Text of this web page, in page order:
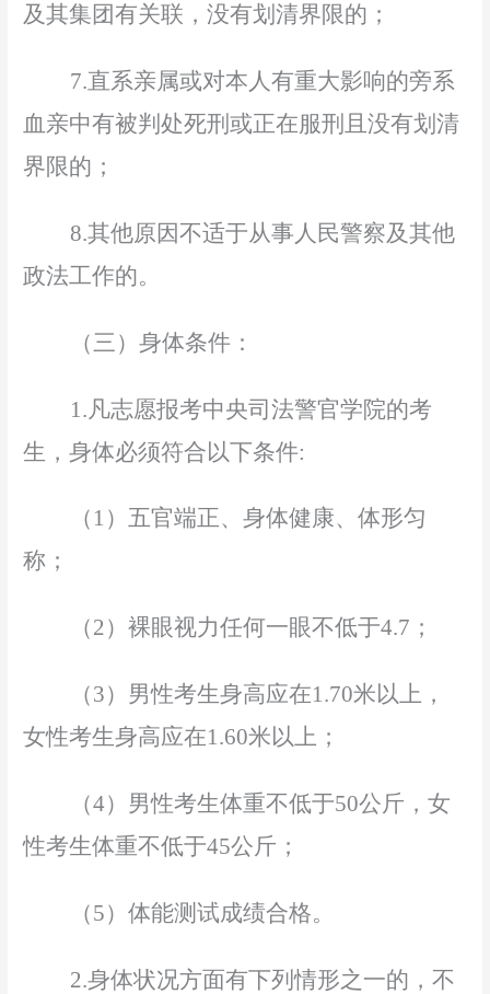
及其集团有关联，没有划清界限的；
7.直系亲属或对本人有重大影响的旁系
血亲中有被判处死刑或正在服刑且没有划清
界限的；
8.其他原因不适于从事人民警察及其他
政法工作的。
（三）身体条件：
1.凡志愿报考中央司法警官学院的考
生，身体必须符合以下条件:
（ 1）五官端正、身体健康、体形匀
称；
（2）裸眼视力任何一眼不低于4.7；
（3）男性考生身高应在1.70米以上，
女性考生身高应在1.60米以上；
（4）男性考生体重不低于50公斤，女
性考生体重不低于45公斤；
（5）体能测试成绩合格。
2.身体状况方面有下列情形之一的，不